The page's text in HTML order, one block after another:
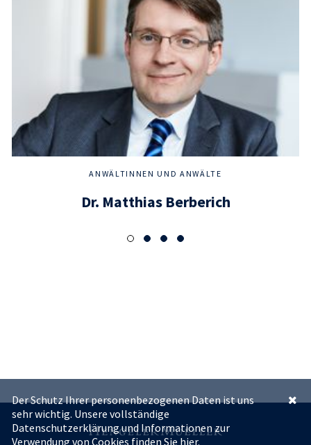
ANWÄLTINNEN UND ANWÄLTE
Dr. Matthias Berberich
Der Schutz Ihrer personenbezogenen Daten ist uns
sehr wichtig. Unsere vollständige
Datenschutzerklärung und Informationen zur
Verwendung von Cookies finden Sie hier.